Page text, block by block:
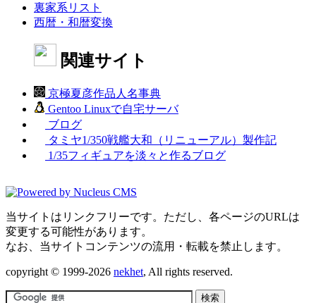
裏家系リスト
西暦・和暦変換
関連サイト
京極夏彦作品人名事典
Gentoo Linuxで自宅サーバ
ブログ
タミヤ1/350戦艦大和（リニューアル）製作記
1/35フィギュアを淡々と作るブログ
当サイトはリンクフリーです。ただし、各ページのURLは
変更する可能性があります。
なお、当サイトコンテンツの流用・転載を禁止します。
copyright © 1999-2026 nekhet, All rights reserved.